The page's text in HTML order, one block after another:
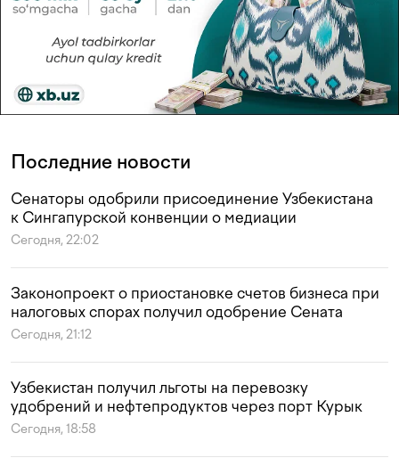
Последние новости
Сенаторы одобрили присоединение Узбекистана
к Сингапурской конвенции о медиации
Сегодня, 22:02
Законопроект о приостановке счетов бизнеса при
налоговых спорах получил одобрение Сената
Сегодня, 21:12
Узбекистан получил льготы на перевозку
удобрений и нефтепродуктов через порт Курык
Сегодня, 18:58